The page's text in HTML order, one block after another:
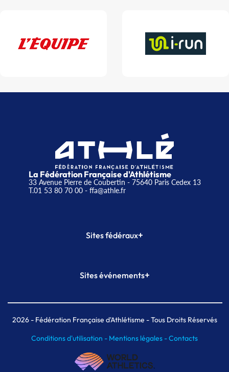
La Fédération Française d'Athlétisme
33 Avenue Pierre de Coubertin - 75640 Paris Cedex 13
T.01 53 80 70 00- ffa@athle.fr
Sites fédéraux+
Plateforme Formation
Sites événements+
Meeting de Paris indoor
MAIF Ekiden de Paris
2026- Fédération Française d'Athlétisme - Tous Droits Réservés
Conditions d'utilisation - Mentions légales -Contacts